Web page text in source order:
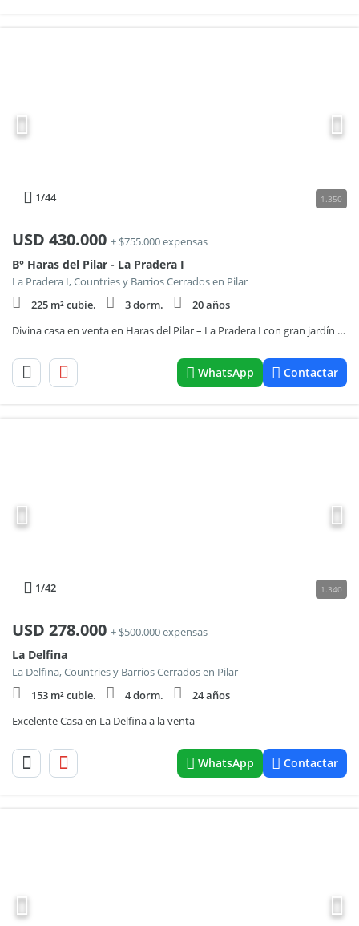
1/44 1.350
USD 430.000 + $755.000 expensas
B° Haras del Pilar - La Pradera I
La Pradera I, Countries y Barrios Cerrados en Pilar
225 m² cubie.
3 dorm.
20 años
Divina casa en venta en Haras del Pilar – La Pradera I con gran jardín y piscina.
WhatsApp Contactar
1/42 1.340
USD 278.000 + $500.000 expensas
La Delfina
La Delfina, Countries y Barrios Cerrados en Pilar
153 m² cubie.
4 dorm.
24 años
Excelente Casa en La Delfina a la venta
WhatsApp Contactar